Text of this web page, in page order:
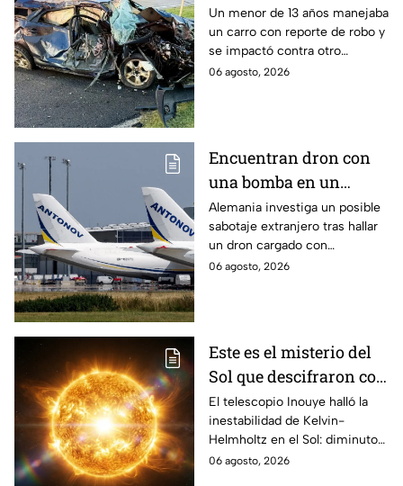
provoca brutal
accidente; hay un
muerto y heridos de
gravedad
Un menor de 13 años manejaba
un carro con reporte de robo y
se impactó contra otro
vehículo en Maryland, Estados
06 agosto, 2026
Encuentran dron con
una bomba en un
aeropuerto de
Alemania: no explotó
por falla técnica
Alemania investiga un posible
sabotaje extranjero tras hallar
un dron cargado con
explosivos en el aeropuerto de
06 agosto, 2026
Este es el misterio del
Sol que descifraron con
un telescopio en
Hawái: explica las
tormentas solares que
afectan a la Tierra
El telescopio Inouye halló la
inestabilidad de Kelvin-
Helmholtz en el Sol: diminutos
remolinos que explicarían el
06 agosto, 2026